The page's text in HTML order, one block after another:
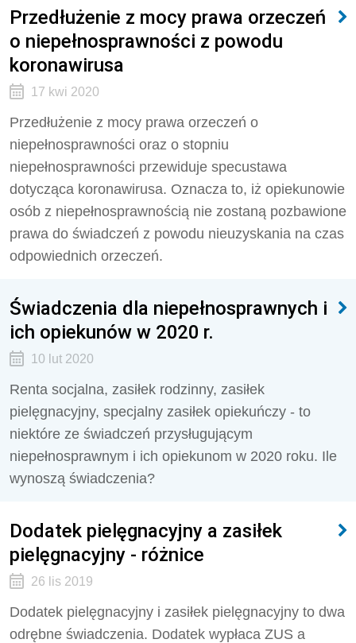
Przedłużenie z mocy prawa orzeczeń
o niepełnosprawności z powodu
koronawirusa
17 kwi 2020
Przedłużenie z mocy prawa orzeczeń o
niepełnosprawności oraz o stopniu
niepełnosprawności przewiduje specustawa
dotycząca koronawirusa. Oznacza to, iż opiekunowie
osób z niepełnosprawnością nie zostaną pozbawione
prawa do świadczeń z powodu nieuzyskania na czas
odpowiednich orzeczeń.
Świadczenia dla niepełnosprawnych i
ich opiekunów w 2020 r.
10 lut 2020
Renta socjalna, zasiłek rodzinny, zasiłek
pielęgnacyjny, specjalny zasiłek opiekuńczy - to
niektóre ze świadczeń przysługującym
niepełnosprawnym i ich opiekunom w 2020 roku. Ile
wynoszą świadczenia?
Dodatek pielęgnacyjny a zasiłek
pielęgnacyjny - różnice
26 lis 2019
Dodatek pielęgnacyjny i zasiłek pielęgnacyjny to dwa
odrębne świadczenia. Dodatek wypłaca ZUS a